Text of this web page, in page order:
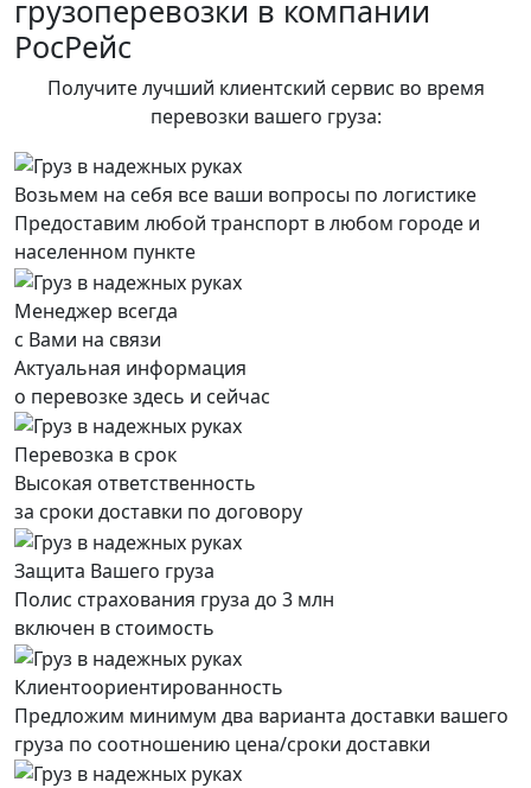
грузоперевозки в компании
РосРейс
Получите лучший клиентский сервис во время
перевозки вашего груза:
Возьмем на себя все ваши вопросы по логистике
Предоставим любой транспорт в любом городе и
населенном пункте
Менеджер всегда
с Вами на связи
Актуальная информация
о перевозке здесь и сейчас
Перевозка в срок
Высокая ответственность
за сроки доставки по договору
Защита Вашего груза
Полис страхования груза до 3 млн
включен в стоимость
Клиентоориентированность
Предложим минимум два варианта доставки вашего
груза по соотношению цена/сроки доставки